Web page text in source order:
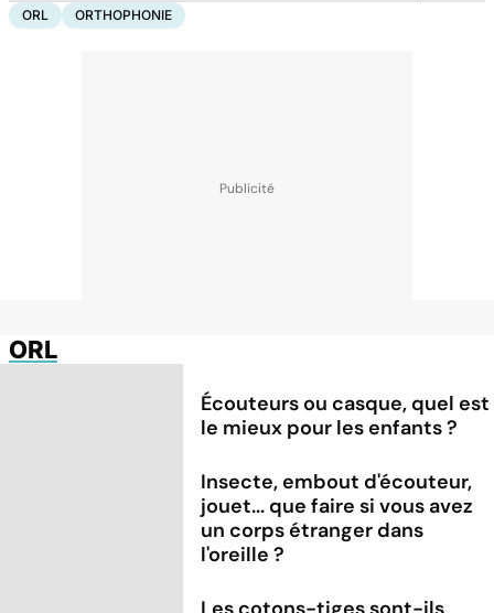
ORL ORTHOPHONIE
ORL
Écouteurs ou casque, quel est
le mieux pour les enfants ?
Insecte, embout d'écouteur,
jouet... que faire si vous avez
un corps étranger dans
l'oreille ?